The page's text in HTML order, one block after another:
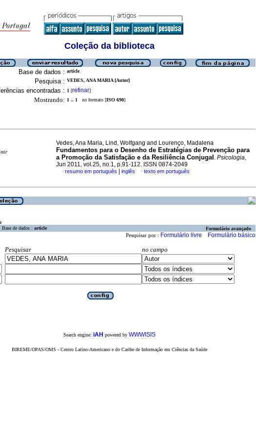
Coleção da biblioteca
Base de dados : article
Pesquisa : VEDES, ANA MARIA [Autor]
encontradas : 1 [refinar]
Mostrando: 1 .. 1 no formato [ISO 690]
Vedes, Ana Maria, Lind, Wolfgang and Lourenço, Madalena
Fundamentos para o Desenho de Estratégias de Prevenção para
a Promoção da Satisfação e da Resiliência Conjugal . Psicologia,
Jun 2011, vol.25, no.1, p.91-112. ISSN 0874-2049
· resumo em português inglês · texto em português
Base de dados : article Formulário avançado
Pesquisar por : Formulário livre Formulário básico
Pesquisar
no campo
Search engine: iAH powered by WWWISIS
BIREME/OPAS/OMS - Centro Latino-Americano e do Caribe de Informação em Ciências da Saúde